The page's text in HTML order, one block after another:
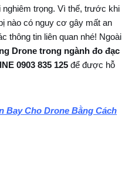
nghiêm trọng. Vì thế, trước khi
nào có nguy cơ gây mất an
thông tin liên quan nhé! Ngoài
Drone trong ngành đo đạc
0903 835 125 để được hỗ
Bay Cho Drone Bằng Cách